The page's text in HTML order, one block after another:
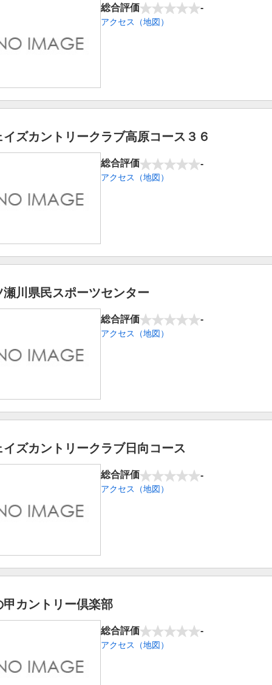
総合評価 -
アクセス（地図）
イズカントリークラブ高原コース３６
総合評価 -
アクセス（地図）
瀬川県民スポーツセンター
総合評価 -
アクセス（地図）
イズカントリークラブ日向コース
総合評価 -
アクセス（地図）
甲カントリー倶楽部
総合評価 -
アクセス（地図）